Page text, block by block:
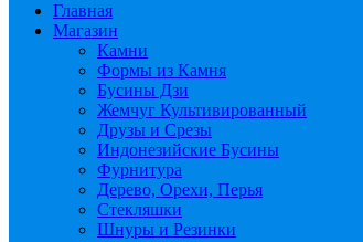
Главная
Магазин
Камни
Формы из Камня
Бусины Дзи
Жемчуг Культивированный
Друзы и Срезы
Индонезийские Бусины
Фурнитура
Дерево, Орехи, Перья
Стекляшки
Шнуры и Резинки